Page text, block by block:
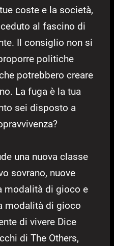
coste e la società,
al fascino di
Il consiglio non si
politiche
potrebbero creare
La fuga è la tua
sei disposto a
una nuova classe
sovrano, nuove
modalità di gioco e
modalità di gioco
di vivere Dice
di The Others,